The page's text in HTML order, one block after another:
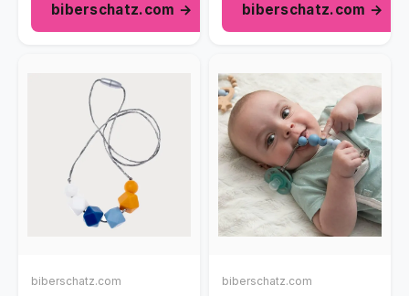
biberschatz.com →
biberschatz.com →
biberschatz.com biberschatz.com